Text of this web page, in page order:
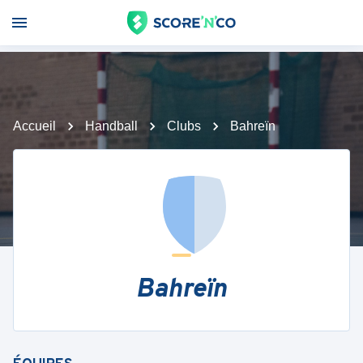
Accueil Handball Clubs Bahreïn
Bahreïn